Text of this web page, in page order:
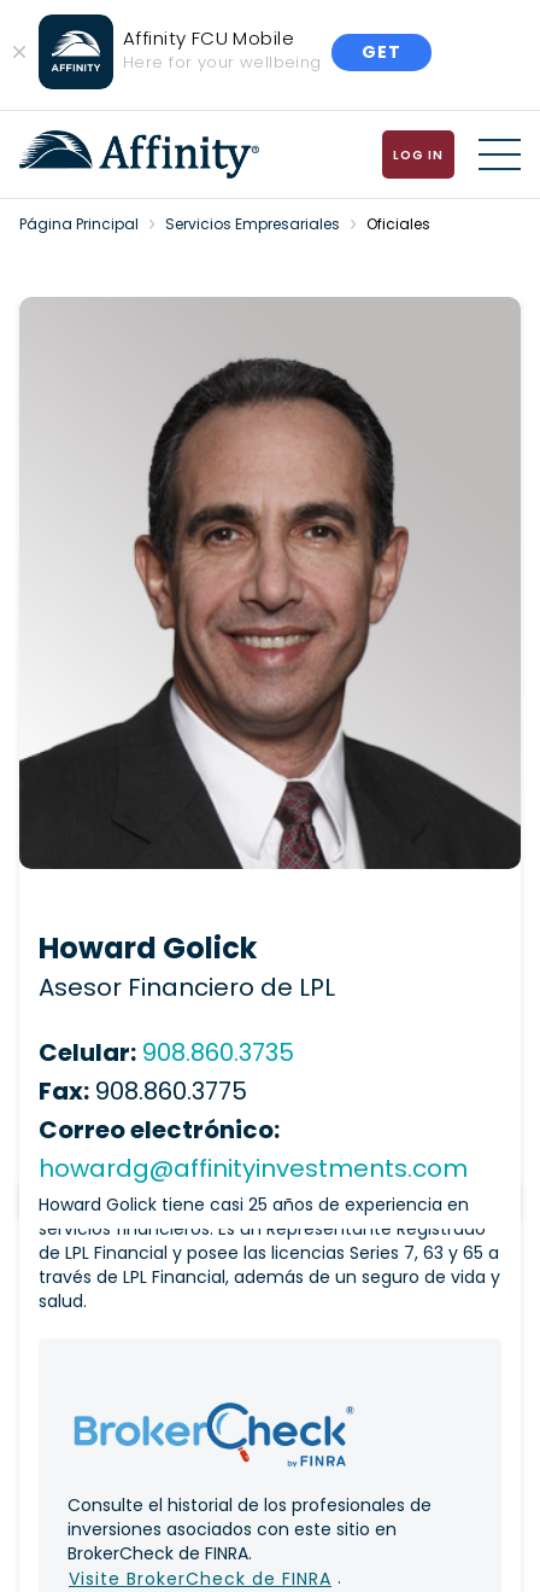
Close
Banner
Affinity FCU Mobile
Here for your wellbeing GET
MENU
LOG IN
Página Principal Servicios Empresariales Oficiales
Howard Golick
Asesor Financiero de LPL
Celular: 908.860.3735
Fax: 908.860.3775
Correo electrónico:
howardg@affinityinvestments.com
Howard Golick tiene casi 25 años de experiencia en
servicios financieros. Es un Representante Registrado
de LPL Financial y posee las licencias Series 7, 63 y 65 a
través de LPL Financial, además de un seguro de vida y
salud.
Consulte el historial de los profesionales de
inversiones asociados con este sitio en
BrokerCheck de FINRA.
Visite BrokerCheck de FINRA .